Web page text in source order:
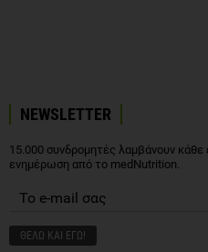
NEWSLETTER
15.000 συνδρομητές λαμβάνουν
ενημέρωση από το medNutrition.